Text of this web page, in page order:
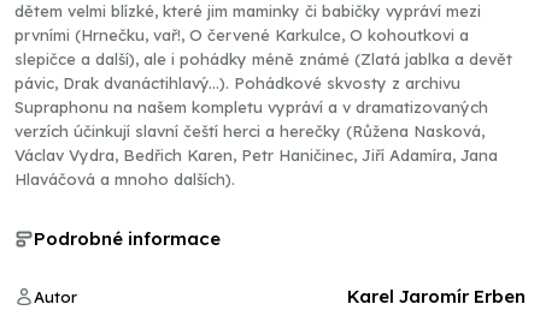
dětem velmi blízké, které jim maminky či babičky vypráví mezi
prvními (Hrnečku, vař!, O červené Karkulce, O kohoutkovi a
slepičce a další), ale i pohádky méně známé (Zlatá jablka a devět
pávic, Drak dvanáctihlavý...). Pohádkové skvosty z archivu
Supraphonu na našem kompletu vypráví a v dramatizovaných
verzích účinkují slavní čeští herci a herečky (Růžena Nasková,
Václav Vydra, Bedřich Karen, Petr Haničinec, Jiří Adamíra, Jana
Hlaváčová a mnoho dalších).
Podrobné informace
Autor Karel Jaromír Erben